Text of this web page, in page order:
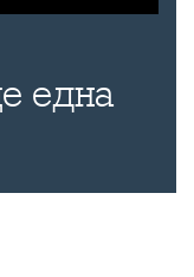
една